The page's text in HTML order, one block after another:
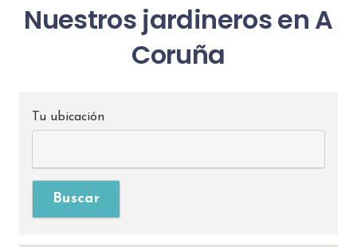
Nuestros jardineros en A
Coruña
Tu ubicación